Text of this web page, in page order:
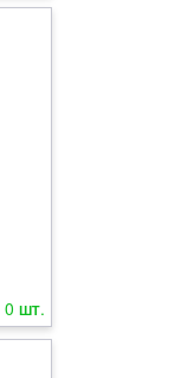
0 шт.